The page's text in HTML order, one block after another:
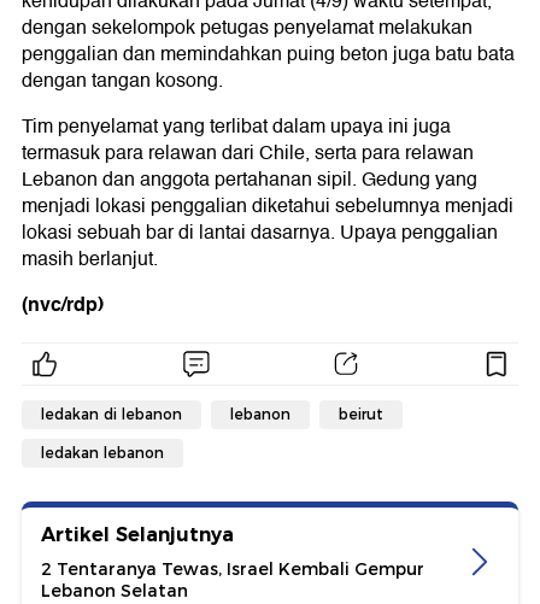
dengan sekelompok petugas penyelamat melakukan
penggalian dan memindahkan puing beton juga batu bata
dengan tangan kosong.
Tim penyelamat yang terlibat dalam upaya ini juga
termasuk para relawan dari Chile, serta para relawan
Lebanon dan anggota pertahanan sipil. Gedung yang
menjadi lokasi penggalian diketahui sebelumnya menjadi
lokasi sebuah bar di lantai dasarnya. Upaya penggalian
masih berlanjut.
(nvc/rdp)
ledakan di lebanon lebanon beirut
ledakan lebanon
Artikel Selanjutnya
2 Tentaranya Tewas, Israel Kembali Gempur
Lebanon Selatan